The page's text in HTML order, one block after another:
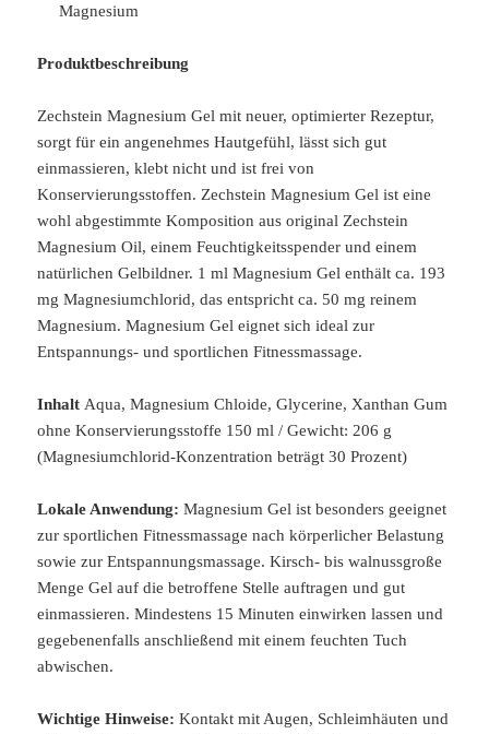
Magnesium
Produktbeschreibung
Zechstein Magnesium Gel mit neuer, optimierter Rezeptur,
sorgt für ein angenehmes Hautgefühl, lässt sich gut
einmassieren, klebt nicht und ist frei von
Konservierungsstoffen. Zechstein Magnesium Gel ist eine
wohl abgestimmte Komposition aus original Zechstein
Magnesium Oil, einem Feuchtigkeitsspender und einem
natürlichen Gelbildner. 1 ml Magnesium Gel enthält ca. 193
mg Magnesiumchlorid, das entspricht ca. 50 mg reinem
Magnesium. Magnesium Gel eignet sich ideal zur
Entspannungs- und sportlichen Fitnessmassage.
Inhalt Aqua, Magnesium Chloide, Glycerine, Xanthan Gum
ohne Konservierungsstoffe 150 ml / Gewicht: 206 g
(Magnesiumchlorid-Konzentration beträgt 30 Prozent)
Lokale Anwendung:Magnesium Gel ist besonders geeignet
zur sportlichen Fitnessmassage nach körperlicher Belastung
sowie zur Entspannungsmassage. Kirsch- bis walnussgroße
Menge Gel auf die betroffene Stelle auftragen und gut
einmassieren. Mindestens 15 Minuten einwirken lassen und
gegebenenfalls anschließend mit einem feuchten Tuch
abwischen.
Wichtige Hinweise:Kontakt mit Augen, Schleimhäuten und